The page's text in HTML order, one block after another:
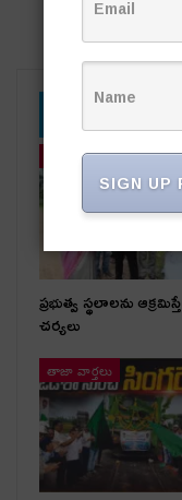
YOU MIGHT
తాజా వార్తలు
ప్రభుత్వ స్థలాలను
చర్యలు
తాజా వార్తలు
SIGN UP